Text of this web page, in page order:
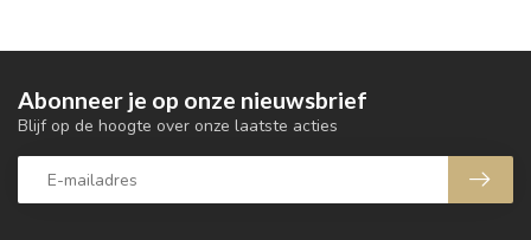
Abonneer je op onze nieuwsbrief
Blijf op de hoogte over onze laatste acties